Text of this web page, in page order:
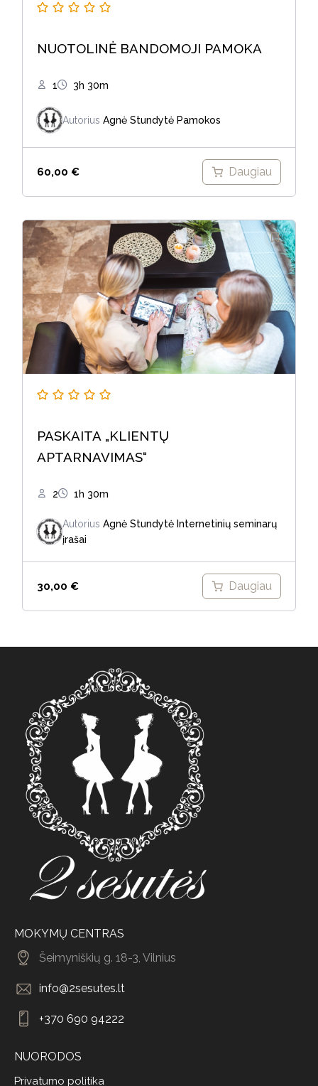
NUOTOLINĖ BANDOMOJI PAMOKA
1 3h 30m
AutoriusAgnė Stundytė Pamokos
60,00€ Daugiau
PASKAITA „KLIENTŲ
APTARNAVIMAS“
2 1h 30m
AutoriusAgnė Stundytė Internetinių seminarų
įrašai
30,00€ Daugiau
MOKYMŲ CENTRAS
Šeimyniškių g. 18-3, Vilnius
info@2sesutes.lt
+370 690 94222
NUORODOS
Privatumo politika